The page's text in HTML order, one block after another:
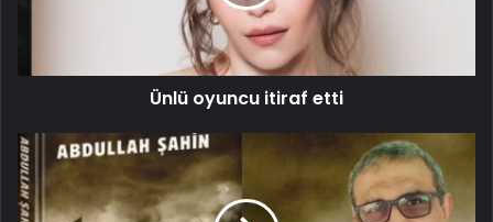
Ünlü oyuncu itiraf etti